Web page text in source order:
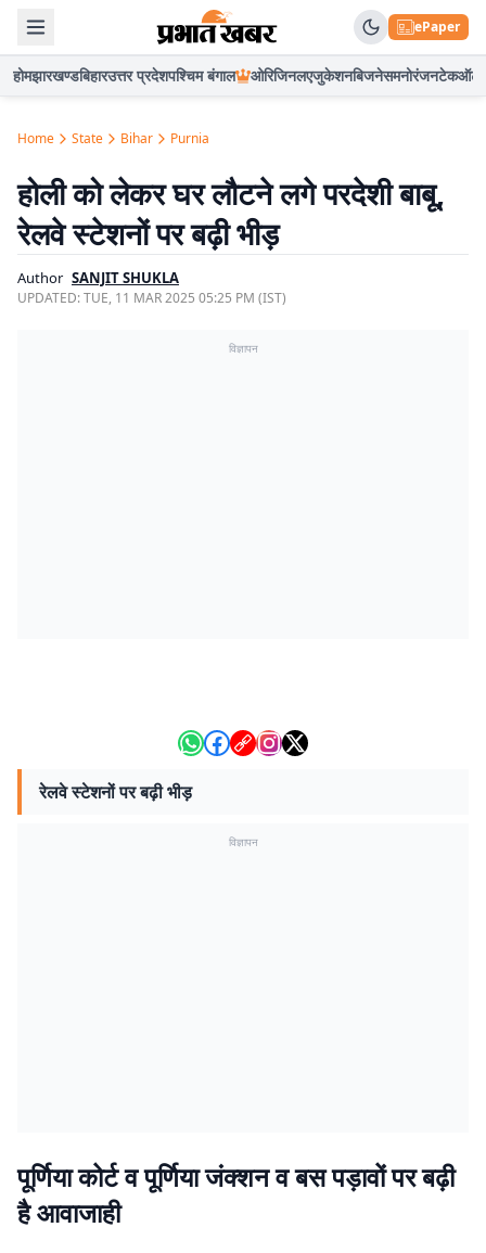
ePaper
होमझारखण्डबिहारउत्तर प्रदेशपश्चिम बंगाल ओरिजिनलएजुकेशनबिजनेसमनोरंजनटेकऑटो
Home State Bihar Purnia
होली को लेकर घर लौटने लगे परदेशी बाबू,
रेलवे स्टेशनों पर बढ़ी भीड़
Author SANJIT SHUKLA
UPDATED:TUE, 11 MAR 2025 05:25 PM (IST)
विज्ञापन
रेलवे स्टेशनों पर बढ़ी भीड़
विज्ञापन
पूर्णिया कोर्ट व पूर्णिया जंक्शन व बस पड़ावों पर बढ़ी
है आवाजाही